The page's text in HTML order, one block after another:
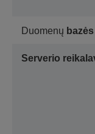
Duomenų
Serverio